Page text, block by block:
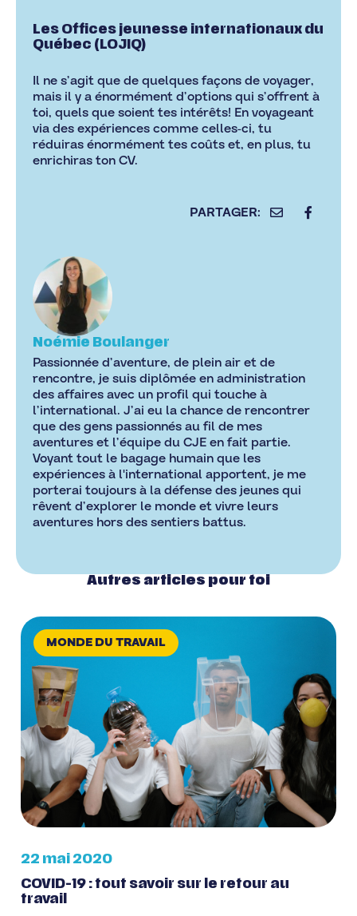
Les Offices jeunesse internationaux du
Québec (LOJIQ)
Il ne s’agit que de quelques façons de voyager,
mais il y a énormément d’options qui s’offrent à
toi, quels que soient tes intérêts! En voyageant
via des expériences comme celles-ci, tu
réduiras énormément tes coûts et, en plus, tu
enrichiras ton CV.
Noémie Boulanger
Passionnée d’aventure, de plein air et de
rencontre, je suis diplômée en administration
des affaires avec un profil qui touche à
l’international. J’ai eu la chance de rencontrer
que des gens passionnés au fil de mes
aventures et l’équipe du CJE en fait partie.
Voyant tout le bagage humain que les
expériences à l'international apportent, je me
porterai toujours à la défense des jeunes qui
rêvent d’explorer le monde et vivre leurs
aventures hors des sentiers battus.
Autres articles pour toi
MONDE DU TRAVAIL
22 mai 2020
COVID-19 : tout savoir sur le retour au
travail